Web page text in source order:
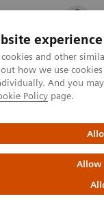
experience
and other
how we use
And you
Policy page.
Allow
Sağlık
imaging